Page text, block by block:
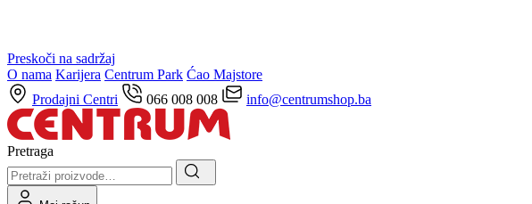
Preskoči na sadržaj
O nama Karijera Centrum Park Ćao Majstore
Prodajni Centri
066 008 008 info@centrumshop.ba
Pretraga